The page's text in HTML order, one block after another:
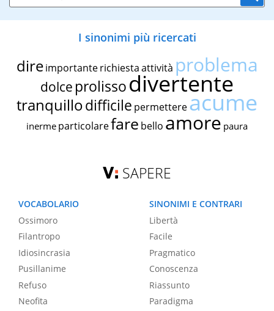
I sinonimi più ricercati
dire importante richiestaattività problema
dolce prolissodivertente
tranquillodifficile permettereacume
inerme particolarefare bello amore paura
SAPERE
VOCABOLARIO
Ossimoro
Filantropo
Idiosincrasia
Pusillanime
Refuso
Neofita
SINONIMI E CONTRARI
Libertà
Facile
Pragmatico
Conoscenza
Riassunto
Paradigma